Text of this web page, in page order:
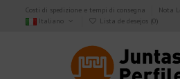
Costi di spedizione e tempi di consegna Nota
Italiano
Lista de desejos (0)